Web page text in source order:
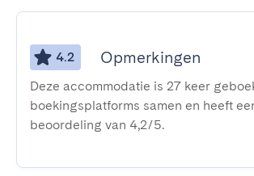
4.2 Opmerkingen
Deze accommodatie is 27 keer
boekingsplatforms samen en heeft
beoordeling van 4,2/5.